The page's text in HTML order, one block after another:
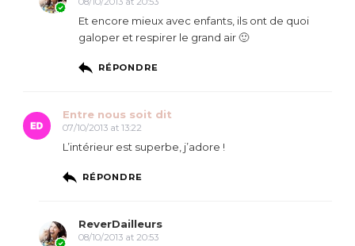
Et encore mieux avec enfants, ils ont de quoi
galoper et respirer le grand air 🙂
RÉPONDRE
Entre nous soit dit
07/10/2013 at 13:22
L’intérieur est superbe, j’adore !
RÉPONDRE
ReverDailleurs
08/10/2013 at 20:53